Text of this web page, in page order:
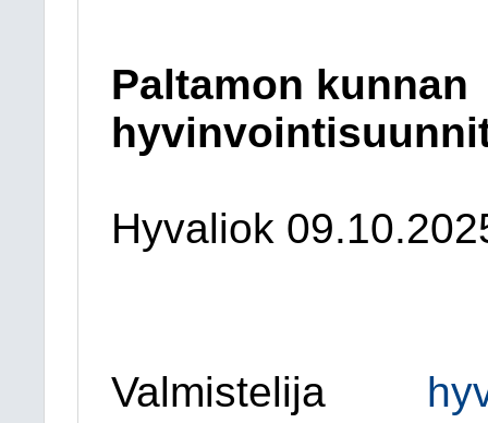
Paltamon kunnan
Hyvaliok
Valmistelija